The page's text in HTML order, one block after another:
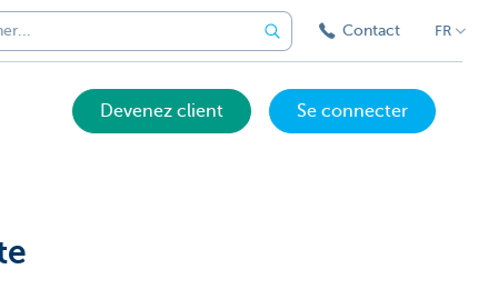
Contact FR
Devenez client Se connecter